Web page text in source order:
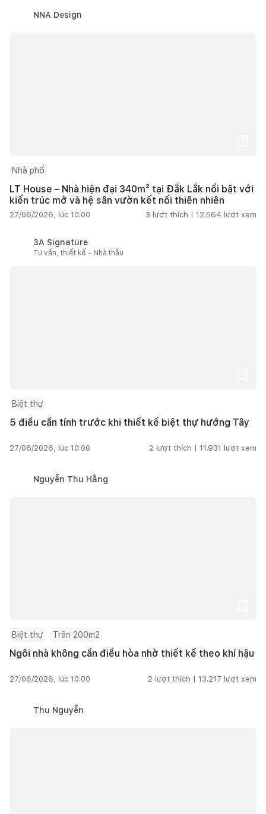
NNA Design
Nhà phố
LT House – Nhà hiện đại 340m² tại Đắk Lắk nổi bật với
kiến trúc mở và hệ sân vườn kết nối thiên nhiên
27/06/2026, lúc 10:00 3 lượt thích | 12.564 lượt xem
3A Signature
Tư vấn, thiết kế - Nhà thầu
Biệt thự
5 điều cần tính trước khi thiết kế biệt thự hướng Tây
27/06/2026, lúc 10:00 2 lượt thích | 11.931 lượt xem
Nguyễn Thu Hằng
Biệt thự Trên 200m2
Ngôi nhà không cần điều hòa nhờ thiết kế theo khí hậu
27/06/2026, lúc 10:00 2 lượt thích | 13.217 lượt xem
Thu Nguyễn